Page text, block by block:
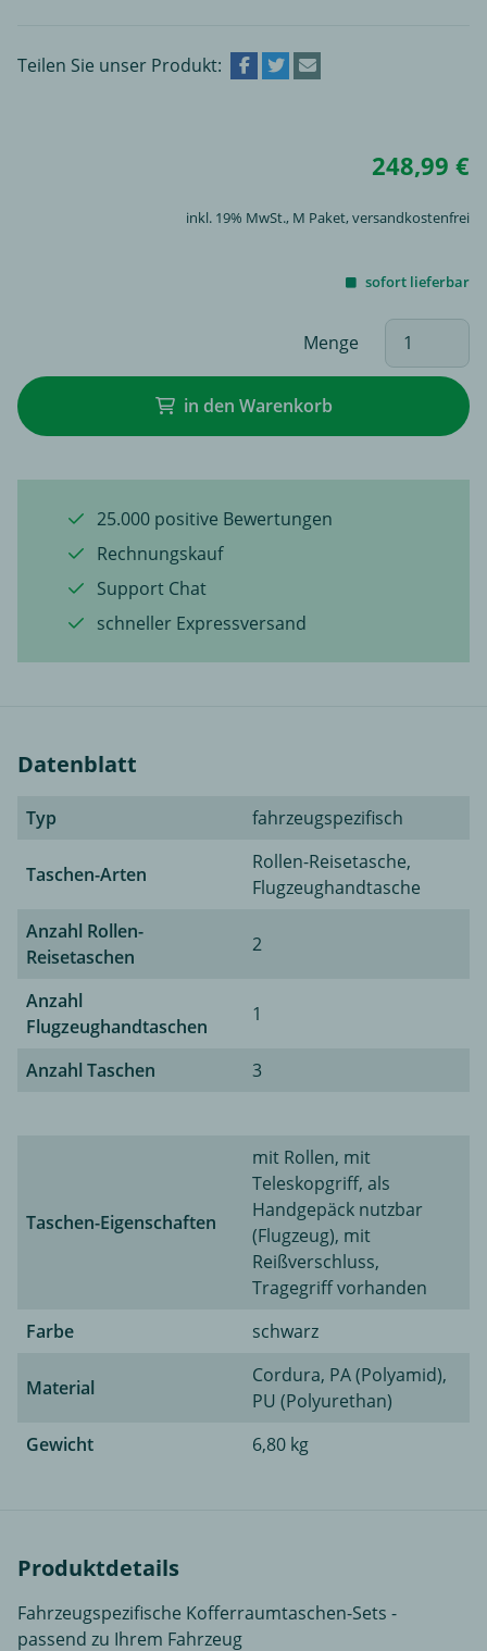
Teilen Sie unser Produkt:
248,99 €
inkl. 19% MwSt., M Paket, versandkostenfrei
sofort lieferbar
Menge
in den Warenkorb
25.000 positive Bewertungen
Rechnungskauf
Support Chat
schneller Expressversand
Datenblatt
Typ fahrzeugspezifisch
Taschen-Arten
Rollen-Reisetasche,
Flugzeughandtasche
Anzahl Rollen-
Reisetaschen
2
Anzahl
Flugzeughandtaschen
1
Anzahl Taschen 3
Taschen-Eigenschaften
mit Rollen, mit
Teleskopgriff, als
Handgepäck nutzbar
(Flugzeug), mit
Reißverschluss,
Tragegriff vorhanden
Farbe
schwarz
Material
Cordura, PA (Polyamid),
PU (Polyurethan)
Gewicht
6,80 kg
Produktdetails
Fahrzeugspezifische Kofferraumtaschen-Sets -
passend zu Ihrem Fahrzeug